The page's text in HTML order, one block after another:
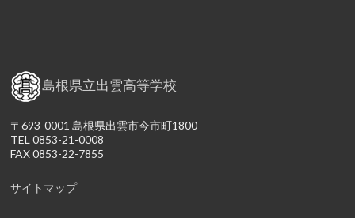
島根県立出雲高等学校
〒693-0001 島根県出雲市今市町1800
TEL 0853-21-0008
FAX 0853-22-7855
サイトマップ